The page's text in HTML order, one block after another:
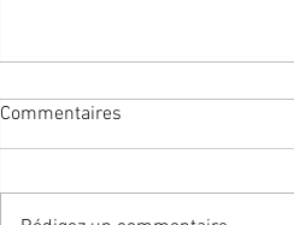
Commentaires